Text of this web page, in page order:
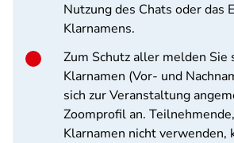
Nutzung des Chats oder das
Klarnamens.
Zum Schutz aller melden
Klarnamen (Vor- und
sich zur Veranstaltung
Zoomprofil an.
Klarnamen nicht verwenden,